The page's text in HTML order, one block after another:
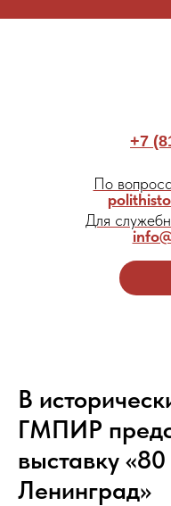
+7
По
Для
В
ГМПИР
выставку
Ленинград»